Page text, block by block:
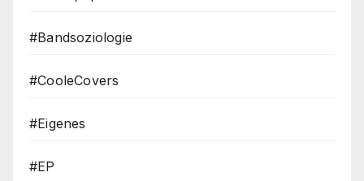
#Bandsoziologie
#CooleCovers
#Eigenes
#EP